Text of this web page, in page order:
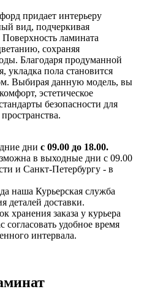
придает интерьеру
вид, подчеркивая
Поверхность ламината
сохраняя
Благодаря продуманной
укладка пола становится
Выбирая данную модель, вы
эстетическое
безопасности для
дни с 09.00 до 18.00.
в выходные дни с 09.00
и Санкт-Петербургу - в
наша Курьерская служба
деталей доставки.
хранения заказа у курьера
удобное время
интервала.